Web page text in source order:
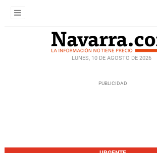
LUNES, 10 DE AGOSTO DE 2026